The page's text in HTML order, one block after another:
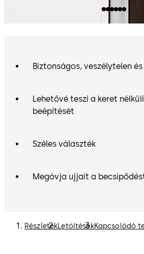
Biztonságos, veszélytelen
Lehetővé teszi a keret
beépítését
Széles választék
Megóvja ujjait a
RészletekLetöltésekKapcsolódó